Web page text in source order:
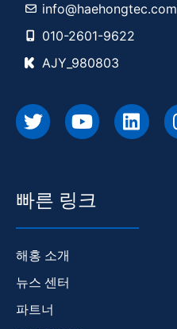
info@haehongtec.com
010-2601-9622
AJY_980803
빠른 링크
해홍 소개
뉴스 센터
파트너